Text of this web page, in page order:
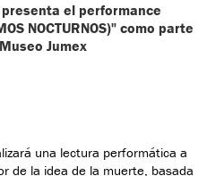
el performance
NOCTURNOS)" como parte
Jumex
una lectura performática a
de la idea de la muerte, basada